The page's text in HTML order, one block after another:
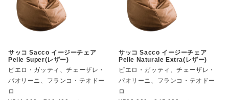
サッコ Sacco イージーチェア
Pelle Super(レザー)
ピエロ・ガッティ、チェーザレ・
パオリーニ、フランコ・テオドー
ロ
サッコ Sacco イージーチェア
Pelle Naturale Extra(レザー)
ピエロ・ガッティ、チェーザレ・
パオリーニ、フランコ・テオドー
ロ